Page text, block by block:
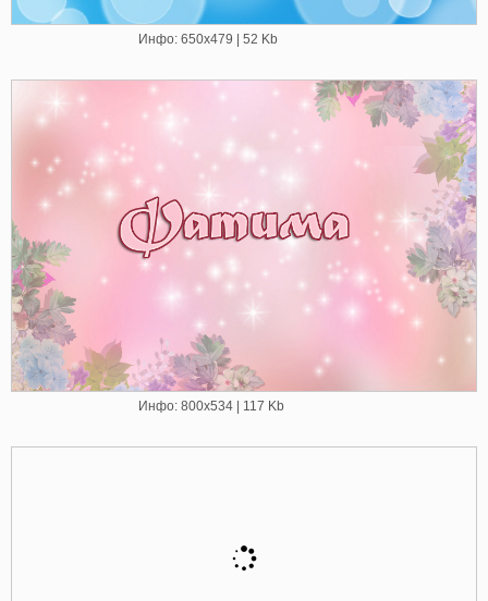
Инфо: 650х479 | 52 Kb
Инфо: 800х534 | 117 Kb